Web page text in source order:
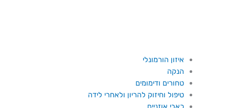
איזון הורמונלי
הנקה
טחורים ודימומים
טיפול וחיזוק להריון ולאחרי לידה